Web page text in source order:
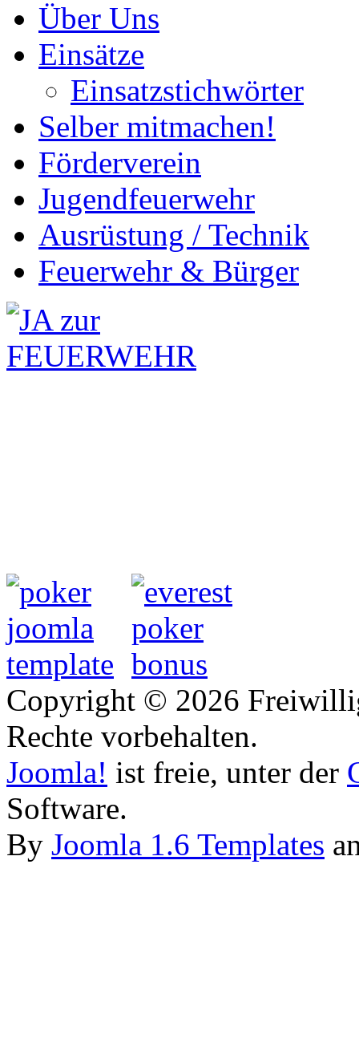
Über Uns
Einsätze
Einsatzstichwörter
Selber mitmachen!
Förderverein
Jugendfeuerwehr
Ausrüstung / Technik
Feuerwehr & Bürger
Copyright © 2026
Rechte vorbehalten.
Joomla! ist freie, unter der
Software.
By Joomla 1.6 Templates